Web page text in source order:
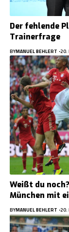
Der fehlende
Trainerfrage
BYMANUEL BEHLERT 20.
Weißt du
München mit
BYMANUEL BEHLERT 20.